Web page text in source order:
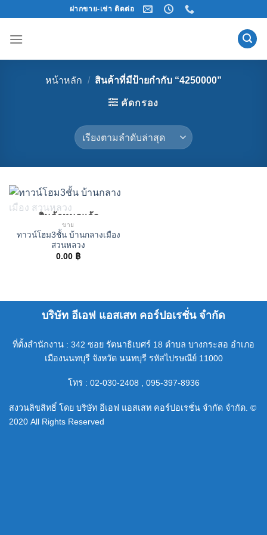
content
ฝากขาย-เช่า ติดต่อ
หน้าหลัก / สินค้าที่มีป้ายกำกับ “4250000”
คัดกรอง
สินค้าหมดแล้ว
ขาย
ทาวน์โฮม3ชั้น บ้านกลางเมือง
สวนหลวง
0.00 ฿
บริษัท อีเอฟ แอสเสท คอร์ปอเรชั่น จำกัด
ที่ตั้งสำนักงาน : 342 ซอย รัตนาธิเบศร์ 18 ตำบล บางกระสอ อำเภอ
เมืองนนทบุรี จังหวัด นนทบุรี รหัสไปรษณีย์ 11000
โทร : 02-030-2408 , 095-397-8936
สงวนลิขสิทธิ์ โดย บริษัท อีเอฟ แอสเสท คอร์ปอเรชั่น จำกัด จำกัด. ©
2020 All Rights Reserved